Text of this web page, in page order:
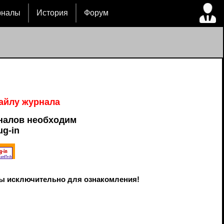
История Форум
журнала
необходим
in
исключительно для ознакомления!